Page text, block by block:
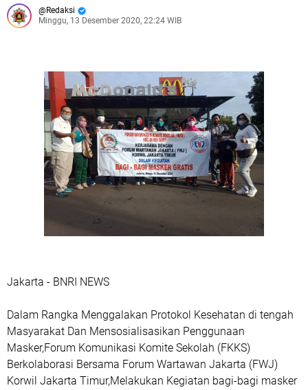
Redaksi
Minggu, 13 Desember 2020, 22:24 WIB
Jakarta - BNRI NEWS
Dalam Rangka Menggalakan Protokol Kesehatan di tengah
Masyarakat Dan Mensosialisasikan Penggunaan
Masker,Forum Komunikasi Komite Sekolah (FKKS)
Berkolaborasi Bersama Forum Wartawan Jakarta (FWJ)
Korwil Jakarta Timur,Melakukan Kegiatan bagi-bagi masker